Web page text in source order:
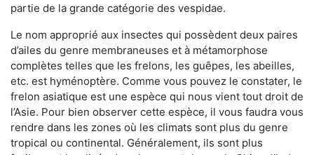
partie de la grande catégorie des vespidae.
Le nom approprié aux insectes qui possèdent deux paires
d’ailes du genre membraneuses et à métamorphose
complètes telles que les frelons, les guêpes, les abeilles,
etc. est hyménoptère. Comme vous pouvez le constater, le
frelon asiatique est une espèce qui nous vient tout droit de
l’Asie. Pour bien observer cette espèce, il vous faudra vous
rendre dans les zones où les climats sont plus du genre
tropical ou continental. Généralement, ils sont plus